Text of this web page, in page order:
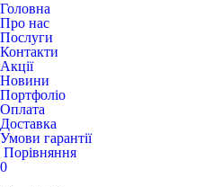
Головна
Про нас
Послуги
Контакти
Акції
Новини
Портфоліо
Оплата
Доставка
Умови гарантії
Порівняння
0